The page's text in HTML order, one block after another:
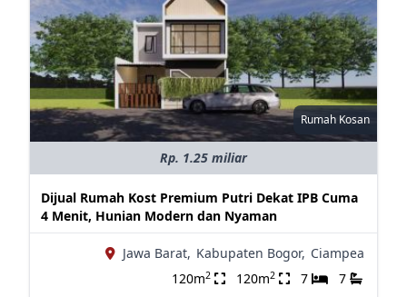
Rumah Kosan
Rp. 1.25 miliar
Dijual Rumah Kost Premium Putri Dekat IPB Cuma
4 Menit, Hunian Modern dan Nyaman
Jawa Barat, Kabupaten Bogor, Ciampea
120m2 120m2 7 7